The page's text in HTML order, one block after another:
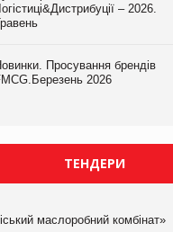
– 2026.
Просування брендів
2026
ТЕНДЕРИ
маслоробний комбінат»